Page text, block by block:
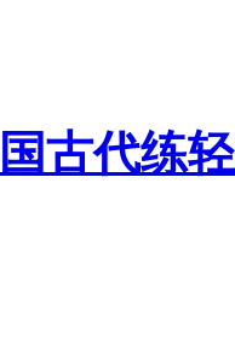
古代练